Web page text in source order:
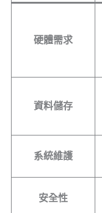
硬體需求
資料儲存
系統維護
安全性